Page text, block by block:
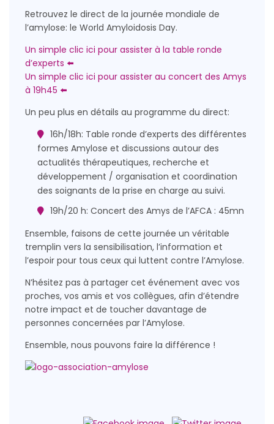
Retrouvez le direct de la journée mondiale de
l’amylose: le World Amyloidosis Day.
Un simple clic ici pour assister à la table ronde
d’experts ⬅️
Un simple clic ici pour assister au concert des Amys
à 19h45 ⬅️
Un peu plus en détails au programme du direct:
16h/18h: Table ronde d’experts des différentes
formes Amylose et discussions autour des
actualités thérapeutiques, recherche et
développement / organisation et coordination
des soignants de la prise en charge au suivi.
19h/20 h: Concert des Amys de l’AFCA : 45mn
Ensemble, faisons de cette journée un véritable
tremplin vers la sensibilisation, l’information et
l’espoir pour tous ceux qui luttent contre l’Amylose.
N’hésitez pas à partager cet événement avec vos
proches, vos amis et vos collègues, afin d’étendre
notre impact et de toucher davantage de
personnes concernées par l’Amylose.
Ensemble, nous pouvons faire la différence !